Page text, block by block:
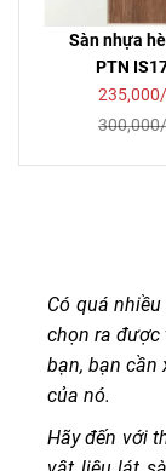
Sàn nhựa
PTN
Có quá
chọn ra được
bạn, bạn cần
của nó.
Hãy đến với